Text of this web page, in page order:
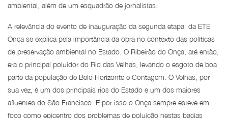
ambiental, além de um esquadrão de jornalistas.
A relevância do evento de inauguração da segunda etapa da ETE
Onça se explica pela importância da obra no contexto das políticas
de preservação ambiental no Estado. O Ribeirão do Onça, até então,
era o principal poluidor do Rio das Velhas, levando o esgoto de boa
parte da população de Belo Horizonte e Contagem. O Velhas, por
sua vez, é um dos principais rios do Estado e um dos maiores
afluentes do São Francisco. E por isso o Onça sempre esteve em
foco como epicentro dos problemas de poluição nestas bacias